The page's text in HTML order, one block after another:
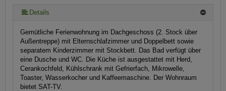
Details
Gemütliche Ferienwohnung im Dachgeschoss (2. Stock über
Außentreppe) mit Elternschlafzimmer und Doppelbett sowie
separatem Kinderzimmer mit Stockbett. Das Bad verfügt über
eine Dusche und WC. Die Küche ist ausgestattet mit Herd,
Cerankochfeld, Kühlschrank mit Gefrierfach, Mikrowelle,
Toaster, Wasserkocher und Kaffeemaschine. Der Wohnraum
bietet SAT-TV.